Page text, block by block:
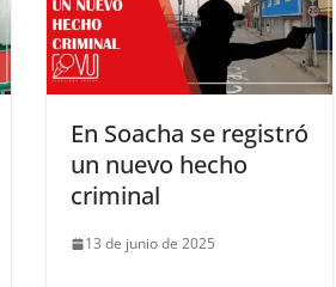
En Soacha se registró
un nuevo hecho
criminal
13 de junio de 2025